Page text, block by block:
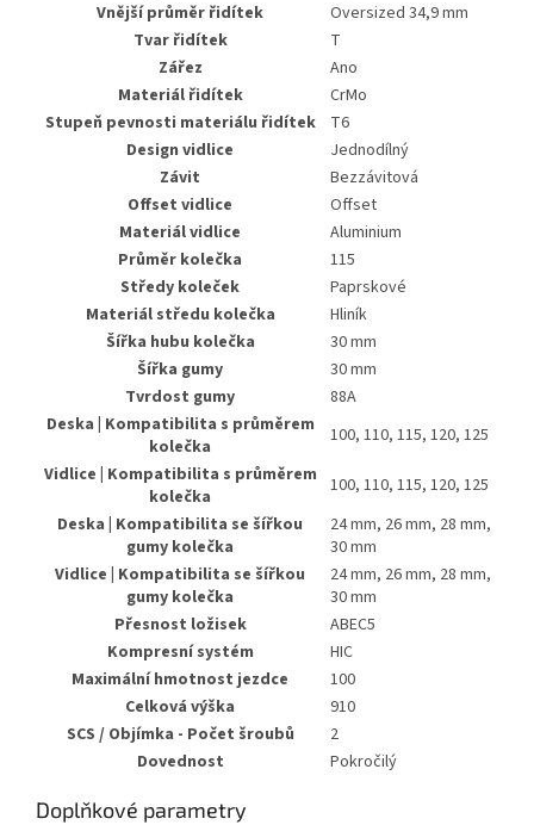
Vnější průměr řidítek
Oversized 34,9 mm
Tvar řidítek
T
Zářez
Ano
Materiál řidítek
CrMo
Stupeň pevnosti materiálu řidítek
T6
Design vidlice
Jednodílný
Závit
Bezzávitová
Offset vidlice
Offset
Materiál vidlice
Aluminium
Průměr kolečka
115
Středy koleček
Paprskové
Materiál středu kolečka
Hliník
Šířka hubu kolečka
30 mm
Šířka gumy
30 mm
Tvrdost gumy
88A
Deska | Kompatibilita s průměrem
kolečka
100, 110, 115, 120, 125
Vidlice | Kompatibilita s průměrem
kolečka
100, 110, 115, 120, 125
Deska | Kompatibilita se šířkou
gumy kolečka
24 mm, 26 mm, 28 mm,
30 mm
Vidlice | Kompatibilita se šířkou
gumy kolečka
24 mm, 26 mm, 28 mm,
30 mm
Přesnost ložisek
ABEC5
Kompresní systém
HIC
Maximální hmotnost jezdce
100
Celková výška
910
SCS / Objímka - Počet šroubů
2
Dovednost
Pokročilý
Doplňkové parametry